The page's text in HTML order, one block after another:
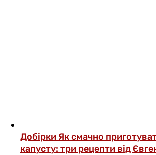
Добірки Як смачно
капусту: три рецепти від